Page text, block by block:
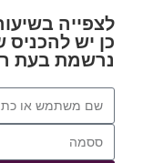
לצפייה
כן יש
נרשמת בעת